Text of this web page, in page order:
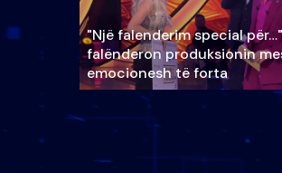
"Një falenderim special
falënderon produksionin
emocionesh të forta